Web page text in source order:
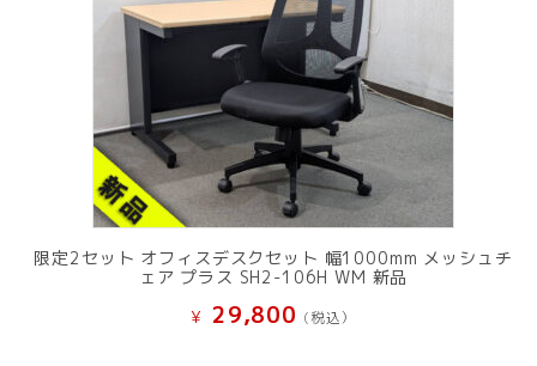
限定2セット オフィスデスクセット 幅1000mm メッシュチ
ェア プラス SH2-106H WM 新品
¥ 29,800 (税込）